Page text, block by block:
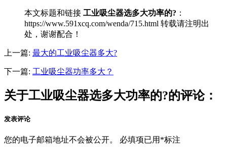
本文标题和链接 工业吸尘器选多大功率的? ：
https://www.591xcq.com/wenda/715.html 转载请注明出
处，谢谢配合！
上一篇: 最大的工业吸尘器多大?
下一篇: 工业吸尘器功率多大？
关于工业吸尘器选多大功率的?的评论：
发表评论
您的电子邮箱地址不会被公开。 必填项已用 *标注